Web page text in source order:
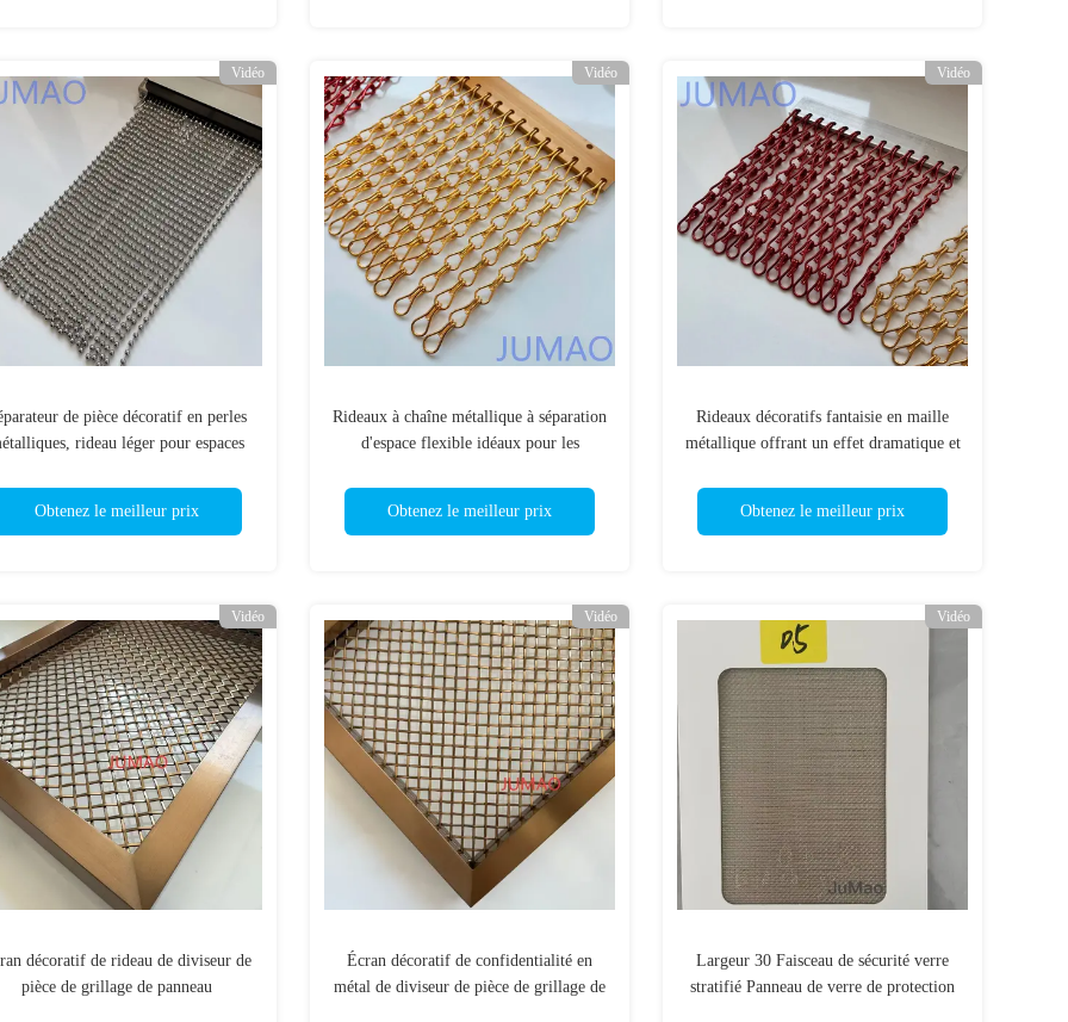
Vidéo
de pièce décoratif en perles
rideau léger pour espaces
Obtenez le meilleur prix
Vidéo
Rideaux à chaîne métallique à séparation
d'espace flexible idéaux pour les
Obtenez le meilleur prix
Vidéo
Rideaux décoratifs fantaisie en maille
métallique offrant un effet dramatique et
Obtenez le meilleur prix
Vidéo
décoratif de rideau de diviseur de
pièce de grillage de panneau
Vidéo
Écran décoratif de confidentialité en
métal de diviseur de pièce de grillage de
Vidéo
Largeur 30 Faisceau de sécurité verre
stratifié Panneau de verre de protection